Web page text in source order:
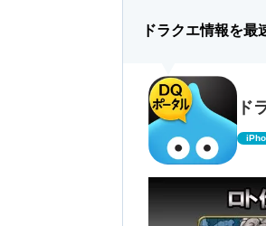
ドラクエ情報を
ド